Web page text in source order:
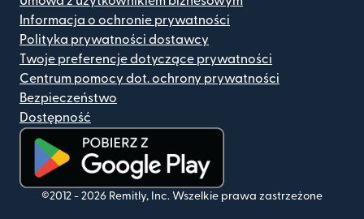
Informacja o ochronie prywatności
Polityka prywatności dostawcy
Twoje preferencje dotyczące prywatności
Centrum pomocy dot. ochrony prywatności
Bezpieczeństwo
Dostępność
(otwiera się w nowym oknie)
©2012 - 2026 Remitly, Inc. Wszelkie prawa zastrzeżone